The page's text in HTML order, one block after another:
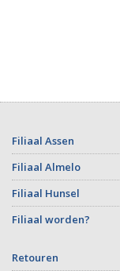
Filiaal Assen
Filiaal Almelo
Filiaal Hunsel
Filiaal worden?
Retouren